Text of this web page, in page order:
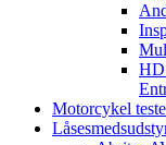
HD
Motorcykel